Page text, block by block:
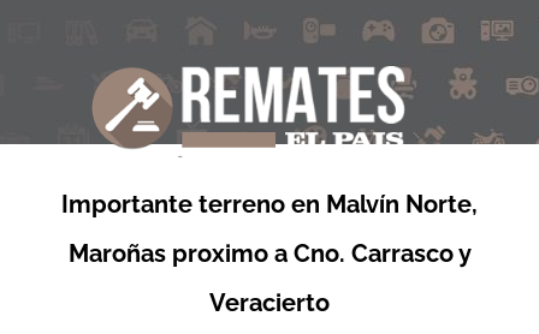
Importante terreno en Malvín Norte,
Maroñas proximo a Cno. Carrasco y
Veracierto